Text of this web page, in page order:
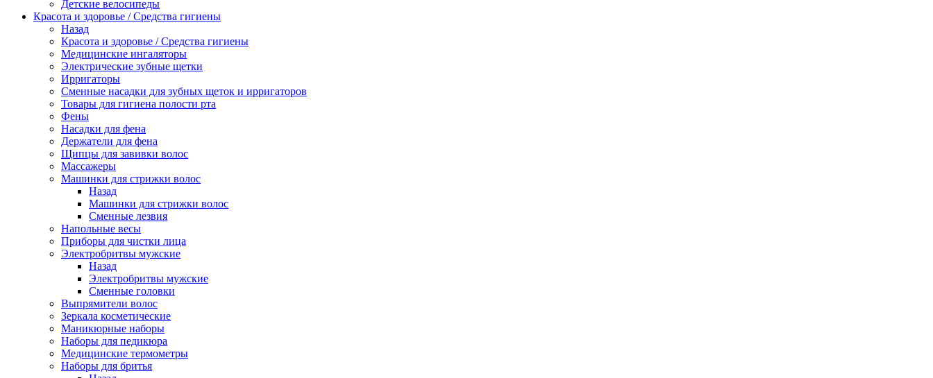
Детские велосипеды
Красота и здоровье / Средства гигиены
Назад
Красота и здоровье / Средства гигиены
Медицинские ингаляторы
Электрические зубные щетки
Ирригаторы
Сменные насадки для зубных щеток и ирригаторов
Товары для гигиена полости рта
Фены
Насадки для фена
Держатели для фена
Щипцы для завивки волос
Массажеры
Машинки для стрижки волос
Назад
Машинки для стрижки волос
Сменные лезвия
Напольные весы
Приборы для чистки лица
Электробритвы мужские
Назад
Электробритвы мужские
Сменные головки
Выпрямители волос
Зеркала косметические
Маникюрные наборы
Наборы для педикюра
Медицинские термометры
Наборы для бритья